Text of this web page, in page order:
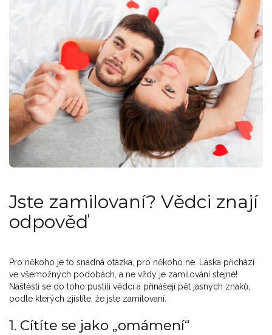
Jste zamilovaní? Vědci znají
odpověď
Pro někoho je to snadná otázka, pro někoho ne. Láska přichází
ve všemožných podobách, a ne vždy je zamilování stejné!
Naštěstí se do toho pustili vědci a přinášejí pět jasných znaků,
podle kterých zjistíte, že jste zamilovaní.
1. Cítíte se jako „omámení“